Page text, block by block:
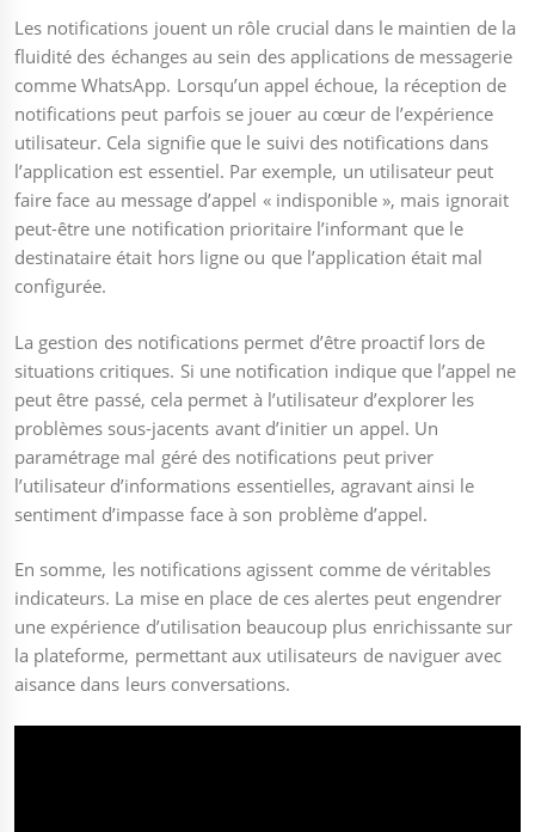
Les notifications jouent un rôle crucial dans le maintien de la
fluidité des échanges au sein des applications de messagerie
comme WhatsApp. Lorsqu’un appel échoue, la réception de
notifications peut parfois se jouer au cœur de l’expérience
utilisateur. Cela signifie que le suivi des notifications dans
l’application est essentiel. Par exemple, un utilisateur peut
faire face au message d’appel « indisponible », mais ignorait
peut-être une notification prioritaire l’informant que le
destinataire était hors ligne ou que l’application était mal
configurée.
La gestion des notifications permet d’être proactif lors de
situations critiques. Si une notification indique que l’appel ne
peut être passé, cela permet à l’utilisateur d’explorer les
problèmes sous-jacents avant d’initier un appel. Un
paramétrage mal géré des notifications peut priver
l’utilisateur d’informations essentielles, agravant ainsi le
sentiment d’impasse face à son problème d’appel.
En somme, les notifications agissent comme de véritables
indicateurs. La mise en place de ces alertes peut engendrer
une expérience d’utilisation beaucoup plus enrichissante sur
la plateforme, permettant aux utilisateurs de naviguer avec
aisance dans leurs conversations.